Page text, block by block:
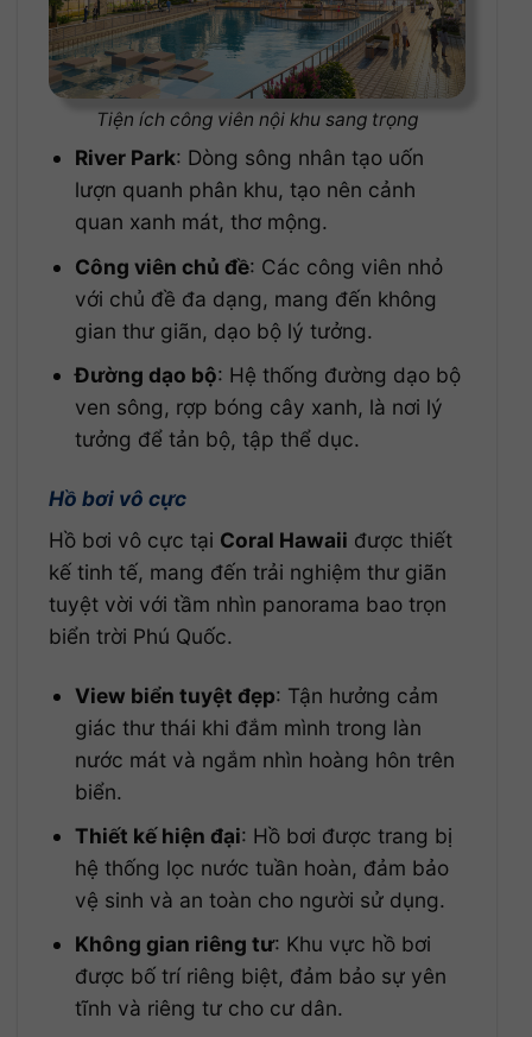
Tiện ích công viên nội khu sang trọng
River Park: Dòng sông nhân tạo uốn
lượn quanh phân khu, tạo nên cảnh
quan xanh mát, thơ mộng.
Công viên chủ đề: Các công viên nhỏ
với chủ đề đa dạng, mang đến không
gian thư giãn, dạo bộ lý tưởng.
Đường dạo bộ: Hệ thống đường dạo bộ
ven sông, rợp bóng cây xanh, là nơi lý
tưởng để tản bộ, tập thể dục.
Hồ bơi vô cực
Hồ bơi vô cực tại Coral Hawaii được thiết
kế tinh tế, mang đến trải nghiệm thư giãn
tuyệt vời với tầm nhìn panorama bao trọn
biển trời Phú Quốc.
View biển tuyệt đẹp: Tận hưởng cảm
giác thư thái khi đắm mình trong làn
nước mát và ngắm nhìn hoàng hôn trên
biển.
Thiết kế hiện đại: Hồ bơi được trang bị
hệ thống lọc nước tuần hoàn, đảm bảo
vệ sinh và an toàn cho người sử dụng.
Không gian riêng tư: Khu vực hồ bơi
được bố trí riêng biệt, đảm bảo sự yên
tĩnh và riêng tư cho cư dân.